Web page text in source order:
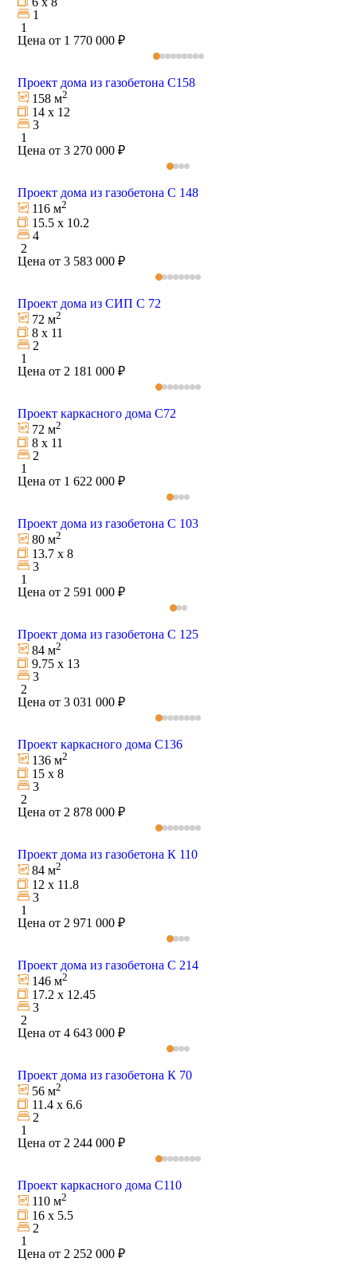
1
1
Цена от 1 770 000 ₽
Проект дома из газобетона С158
158 м2
14 х 12
3
1
Цена от 3 270 000 ₽
Проект дома из газобетона С 148
116 м2
15.5 х 10.2
4
2
Цена от 3 583 000 ₽
Проект дома из СИП C 72
72 м2
8 х 11
2
1
Цена от 2 181 000 ₽
Проект каркасного дома C72
72 м2
8 х 11
2
1
Цена от 1 622 000 ₽
Проект дома из газобетона С 103
80 м2
13.7 х 8
3
1
Цена от 2 591 000 ₽
Проект дома из газобетона С 125
84 м2
9.75 х 13
3
2
Цена от 3 031 000 ₽
Проект каркасного дома С136
136 м2
15 х 8
3
2
Цена от 2 878 000 ₽
Проект дома из газобетона К 110
84 м2
12 х 11.8
3
1
Цена от 2 971 000 ₽
Проект дома из газобетона С 214
146 м2
17.2 х 12.45
3
2
Цена от 4 643 000 ₽
Проект дома из газобетона К 70
56 м2
11.4 х 6.6
2
1
Цена от 2 244 000 ₽
Проект каркасного дома С110
110 м2
16 х 5.5
2
1
Цена от 2 252 000 ₽